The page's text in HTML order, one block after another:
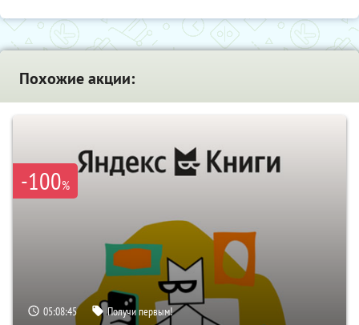
Похожие акции:
-100%
05:08:44 Получи первым!